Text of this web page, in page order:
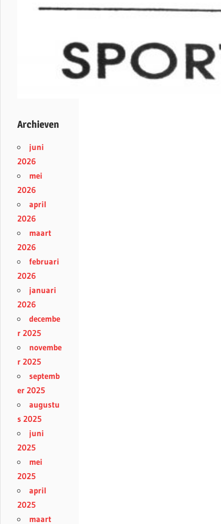
Archieven
juni
2026
mei
2026
april
2026
maart
2026
februari
2026
januari
2026
decembe
r 2025
novembe
r 2025
septemb
er 2025
augustu
s 2025
juni
2025
mei
2025
april
2025
maart